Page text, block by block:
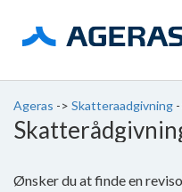
Ageras -> Skatteraadgivning
Ønsker du at finde en